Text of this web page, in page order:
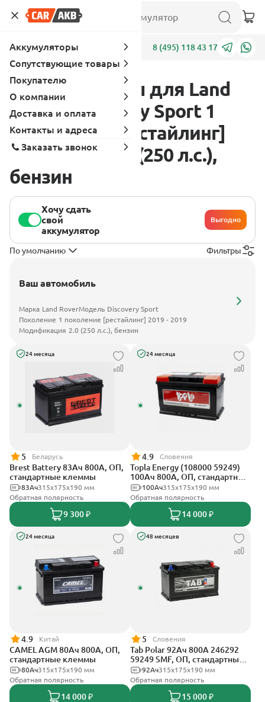
Адреса 8 (495) 118 43 17
Аккумуляторы для Land
Rover Discovery Sport 1
поколение [рестайлинг]
2019 - 2019 2.0 (250 л.с.),
бензин
Хочу сдать
свой
аккумулятор
Выгодно
По умолчанию Фильтры
Ваш автомобиль
Марка Land RoverМодель Discovery Sport
Поколение 1 поколение [рестайлинг] 2019 - 2019
Модификация 2.0 (250 л.с.), бензин
24 месяца
5 Беларусь
Brest Battery 83Ач 800А, ОП,
стандартные клеммы
315x175x190 мм
83Ач
Обратная полярность
9 300 ₽
24 месяца
4.9 Словения
Topla Energy (108000 59249)
100Ач 800А, ОП, стандартные
клеммы315x175x190 мм
100Ач
Обратная полярность
14 000 ₽
24 месяца
4.9 Китай
CAMEL AGM 80Ач 800А, ОП,
стандартные клеммы
315x175x190 мм
80Ач
Обратная полярность
14 000 ₽
48 месяцев
5 Словения
Tab Polar 92Ач 800А 246292
59249 SMF, ОП, стандартные
клеммы315x175x190 мм
92Ач
Обратная полярность
15 000 ₽
Аккумуляторы
Сопутствующие товары
Покупателю
О компании
Доставка и оплата
Контакты и адреса
Заказать звонок